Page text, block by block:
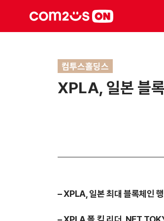
컴투스홀딩스
XPLA, 일본 블
– XPLA, 일본 최대 블록체인